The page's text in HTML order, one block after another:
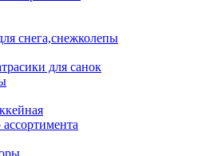
снега,снежколепы
для санок